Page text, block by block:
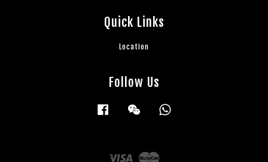
Quick Links
Location
Follow Us
Facebook Wechat
Visa